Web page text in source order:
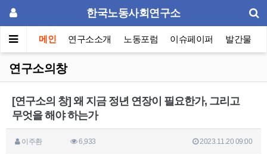
한국노동사회연구소
메인 연구소소개 노동포럼 이슈페이퍼 발간물
연구소의창
[연구소의 창] 왜 지금 정년 연장이 필요한가, 그리고
무엇을 해야 하는가
이주환 6,933 2023.11.20 09:00